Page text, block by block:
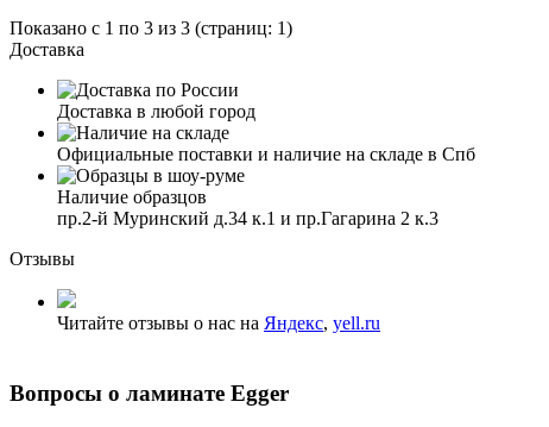
Показано с 1 по 3 из 3 (страниц: 1)
Доставка
Доставка в любой город
Официальные поставки и наличие на складе в Спб
Наличие образцов
пр.2-й Муринский д.34 к.1 и пр.Гагарина 2 к.3
Отзывы
Читайте отзывы о нас на Яндекс, yell.ru
Вопросы о ламинате Egger